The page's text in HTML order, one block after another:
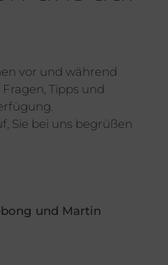
vor und während
Tipps und
Sie bei uns begrüßen
und Martin